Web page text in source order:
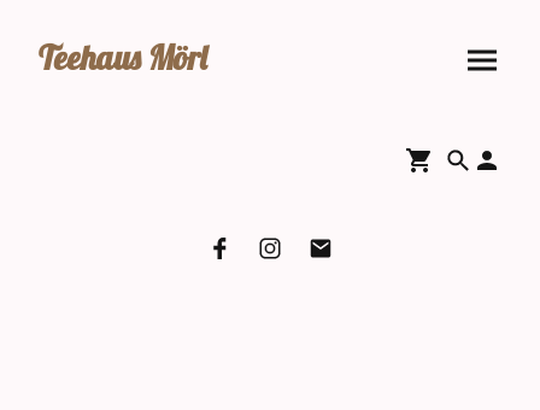
Teehaus Mörl